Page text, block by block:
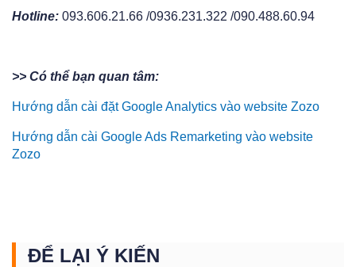
Hotline: 093.606.21.66 /0936.231.322 /090.488.60.94
>> Có thể bạn quan tâm:
Hướng dẫn cài đặt Google Analytics vào website Zozo
Hướng dẫn cài Google Ads Remarketing vào website
Zozo
ĐỂ LẠI Ý KIẾN